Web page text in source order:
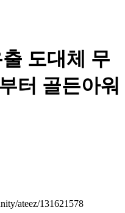
도대체 무
터 골든아워
ateez/131621578